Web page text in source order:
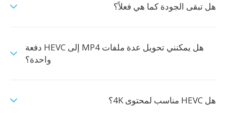
هل تبقى الجودة كما هي فعلاً؟
هل يمكنني تحويل عدة ملفات MP4 إلى HEVC دفعة
واحدة؟
هل HEVC مناسب لمحتوى 4K؟